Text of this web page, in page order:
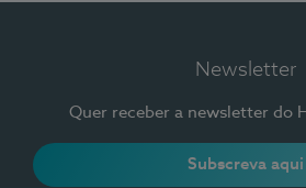
Newsletter
Quer receber a newsletter do
Subscreva aqui